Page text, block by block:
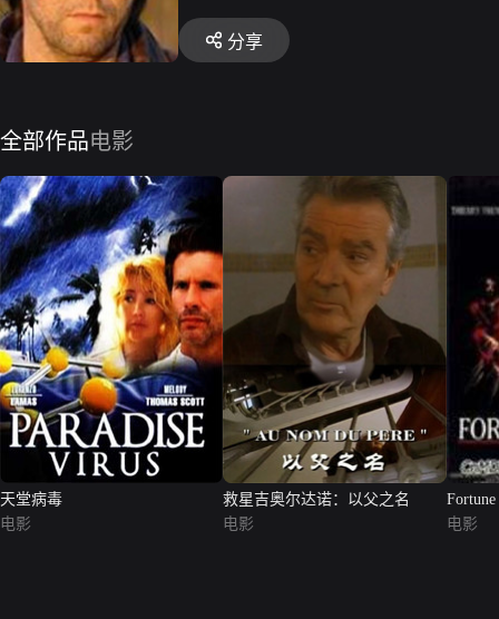
分享
全部作品电影
天堂病毒
电影
救星吉奥尔达诺：以父之名
电影
Fortune
电影